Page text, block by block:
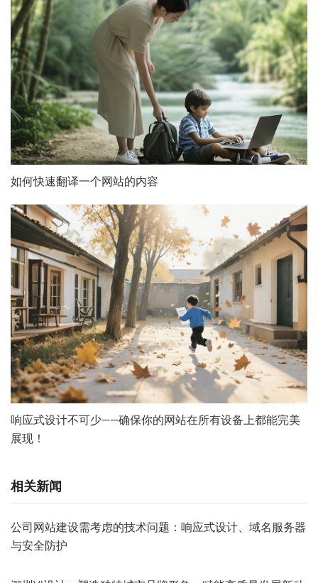
如何快速翻译一个网站的内容
响应式设计不可少——确保你的网站在所有设备上都能完美
展现！
相关新闻
公司网站建设需考虑的技术问题：响应式设计、域名服务器
与安全防护